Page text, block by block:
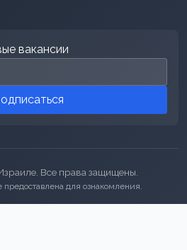
вакансии
Все права защищены.
для ознакомления.